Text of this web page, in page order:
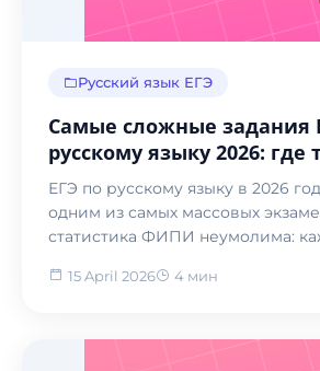
Русский язык ЕГЭ
Самые сложные задания
русскому языку 2026: где
баллы и как их спасти
ЕГЭ по русскому языку в 2026
одним из самых массовых
статистика ФИПИ неумолима:
15 April 2026 4 мин